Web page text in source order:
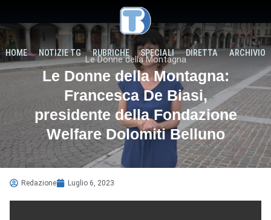
HOME NOTIZIE TG RUBRICHE SPECIALI DIRETTA ARCHIVIO
Le Donne della Montagna
Le Donne della Montagna:
Francesca De Biasi,
presidente della Fondazione
Welfare Dolomiti Belluno
Redazione Luglio 6, 2023